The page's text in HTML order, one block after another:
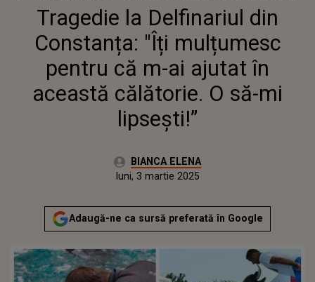
CONSTANȚA: "ÎȚI MULȚUMESC
PENTRU CĂ M-AI AJUTAT ÎN
ACEASTĂ CĂLĂTORIE. O SĂ-MI
LIPSEȘTI!”
Tragedie la Delfinariul din
Constanța: "Îți mulțumesc
pentru că m-ai ajutat în
această călătorie. O să-mi
lipsești!”
Autor:BIANCA ELENA
Publicat:
luni, 3 martie 2025
Adaugă-ne ca sursă preferată în Google